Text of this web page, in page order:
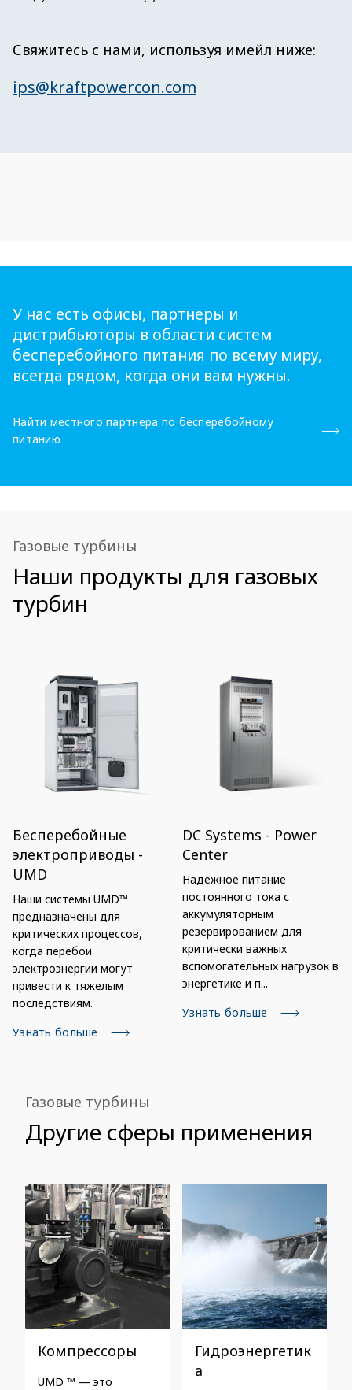
Свяжитесь с нами, используя имейл ниже:
ips@kraftpowercon.com
У нас есть офисы, партнеры и
дистрибьюторы в области систем
бесперебойного питания по всему миру,
всегда рядом, когда они вам нужны.
Найти местного партнера по бесперебойному
питанию
Наши продукты для газовых
турбин
Газовые турбины
Бесперебойные
электроприводы -
UMD
Наши системы UMD™
предназначены для
критических процессов,
когда перебои
электроэнергии могут
привести к тяжелым
последствиям.
Узнать больше
DC Systems - Power
Center
Надежное питание
постоянного тока с
аккумуляторным
резервированием для
критически важных
вспомогательных нагрузок в
энергетике и п...
Узнать больше
Другие сферы применения
Газовые турбины
Компрессоры
UMD ™ — это
Гидроэнергетик
а